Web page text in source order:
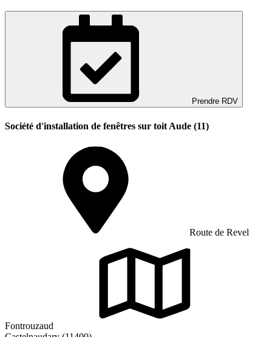
Prendre RDV
Société d'installation de fenêtres sur toit Aude (11)
Route de Revel
Fontrouzaud